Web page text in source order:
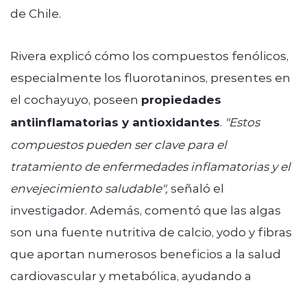
de Chile.
Rivera explicó cómo los compuestos fenólicos,
especialmente los fluorotaninos, presentes en
el cochayuyo, poseen propiedades
antiinflamatorias y antioxidantes. "Estos
compuestos pueden ser clave para el
tratamiento de enfermedades inflamatorias y el
envejecimiento saludable", señaló el
investigador. Además, comentó que las algas
son una fuente nutritiva de calcio, yodo y fibras
que aportan numerosos beneficios a la salud
cardiovascular y metabólica, ayudando a